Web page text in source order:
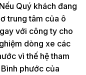
Nếu Quý khách đang
trung tâm của ô
với công ty cho
dòng xe các
vì thế hệ tham
phước của